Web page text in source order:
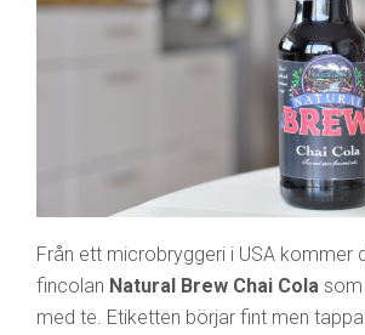
Från ett microbryggeri i USA kommer
fincolan Natural Brew Chai Cola
med te. Etiketten börjar fint men